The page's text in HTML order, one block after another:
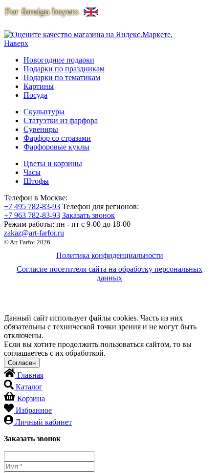
Наверх
Новогодние подарки
Подарки по праздникам
Подарки по тематикам
Картины
Посуда
Скульптуры
Статуэтки из фарфора
Сувениры
Фарфор со стразами
Фарфоровые куклы
Цветы и корзины
Часы
Штофы
Телефон в Москве:
+7 495 782-83-93 Телефон для регионов:
+7 963 782-83-93 Заказать звонок
Режим работы: пн - пт c 9-00 до 18-00
zakaz@art-farfor.ru
© Art Farfor 2026
Политика конфиденциальности
Согласие посетителя сайта на обработку персональных
данных
Данный сайт использует файлы cookies. Часть из них
обязательны с технической точки зрения и не могут быть
отключены.
Если вы хотите продолжить пользоваться сайтом, то вы
соглашаетесь с их обработкой.
Главная
Каталог
Корзина
Избранное
Личный кабинет
Заказать звонок